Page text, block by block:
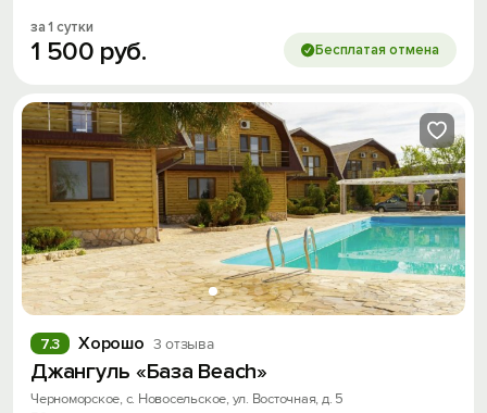
за 1 сутки
1 500 руб. Бесплатая отмена
Хорошо 3 отзыва
7.3
Джангуль «База Beach»
Черноморское, с. Новосельское, ул. Восточная, д. 5